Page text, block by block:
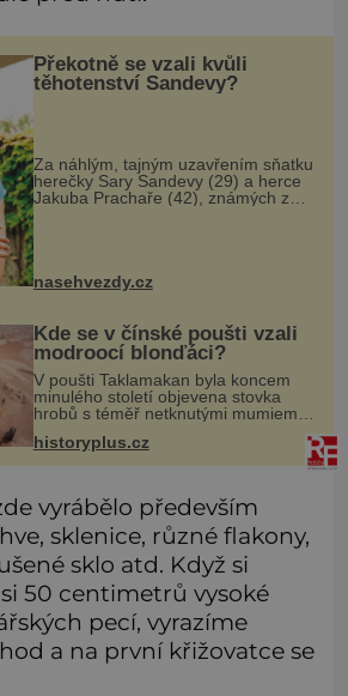
Překotně se vzali kvůli
těhotenství Sandevy?
Za náhlým, tajným uzavřením sňatku
herečky Sary Sandevy (29) a herce
Jakuba Prachaře (42), známých ze
seriálu Jakub a Sara, se skrývá
možná mnohem víc než jen touha
nasehvezdy.cz
Kde se v čínské poušti vzali
modroocí blonďáci?
V poušti Taklamakan byla koncem
minulého století objevena stovka
hrobů s téměř netknutými mumiemi.
Všichni mrtví byli pohřbeni s úctou a
četnými milodary. Asi nejvíc přitom
vědce zaujal hrob tříměsíčn
historyplus.cz
vyrábělo především
sklenice, různé flakony,
sklo atd. Když si
50 centimetrů vysoké
pecí, vyrazíme
a na první křižovatce se